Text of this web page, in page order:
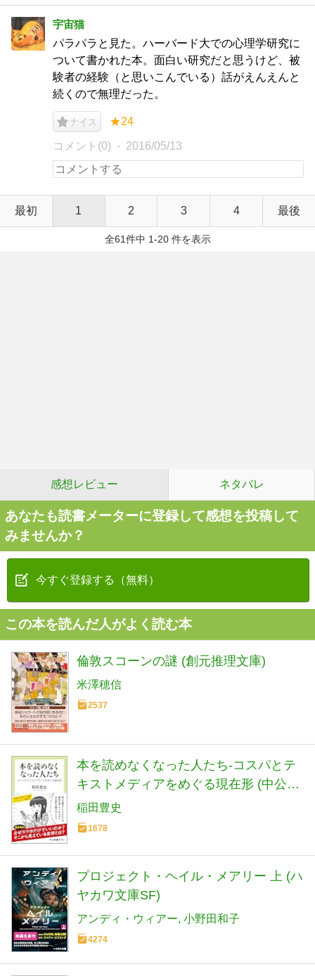
宇宙猫
パラパラと見た。ハーバード大での心理学研究に
ついて書かれた本。面白い研究だと思うけど、被
験者の経験（と思いこんでいる）話がえんえんと
続くので無理だった。
ナイス ★24
コメント(0) 2016/05/13
最初 1 2 3 4 最後
全61件中 1-20 件を表示
感想レビュー ネタバレ
あなたも読書メーターに登録して感想を投稿して
みませんか？
今すぐ登録する（無料）
この本を読んだ人がよく読む本
倫敦スコーンの謎 (創元推理文庫)
米澤穂信
2537
本を読めなくなった人たち-コスパとテ
キストメディアをめぐる現在形 (中公新
書ラクレ 861)
稲田豊史
1678
プロジェクト・ヘイル・メアリー 上 (ハ
ヤカワ文庫SF)
アンディ・ウィアー 小野田和子
4274